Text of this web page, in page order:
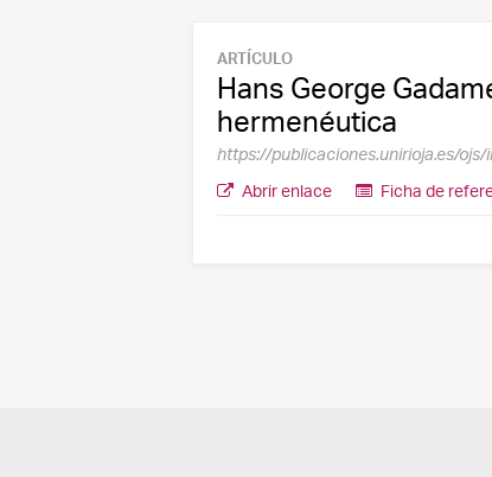
ARTÍCULO
Hans George
hermenéutica
https://publicaciones.unirioja.es/
Abrir enlace
Ficha de